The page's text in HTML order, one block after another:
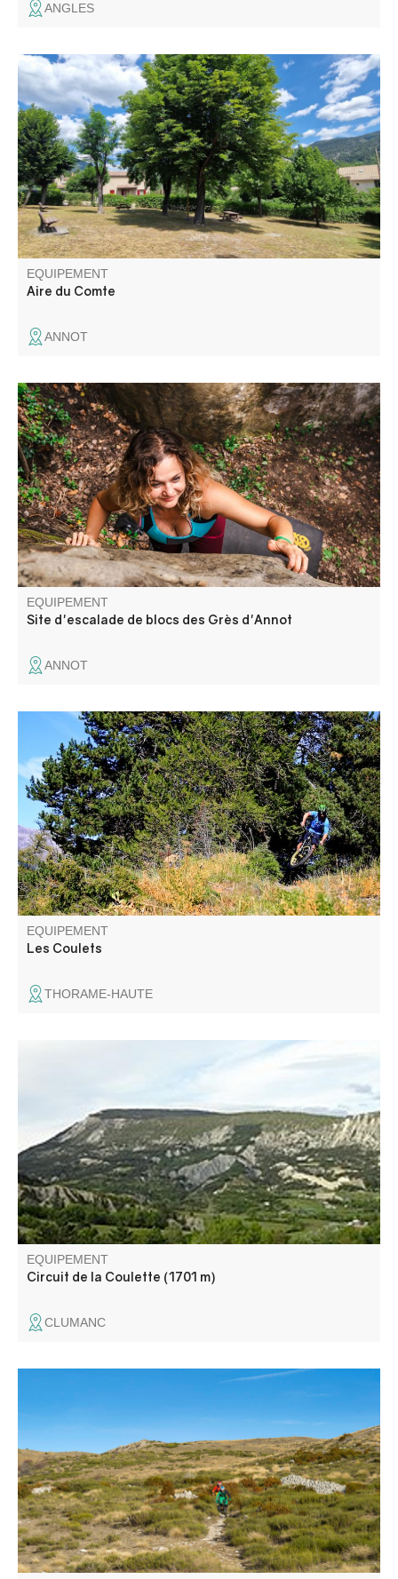
ANGLES
Une table ombragée, à 5 minutes à pied de la place du
village.
EQUIPEMENT
Aire du Comte
ANNOT
L'escalade Bloc a été à l'origine de la renommée du
village. Deuxième site de grès en France après
Fontainebleu, les grès d'Annot offrent un terrain de jeu ou
beaucoup reste encore à découvrir.
EQUIPEMENT
Site d'escalade de blocs des Grès d'Annot
ANNOT
Cette boucle parcourt une forêt de pins à crochets et des
pâturages. Vous pourrez admirer des points de vue
remarquables sur le village de Peyresq et sur le pic de
Rent.
EQUIPEMENT
Les Coulets
THORAME-HAUTE
découverte d'un site géologique volcanique exceptionnel,
et promenade au cœur de la paisible vallée de l'Asse.
EQUIPEMENT
Circuit de la Coulette (1701 m)
CLUMANC